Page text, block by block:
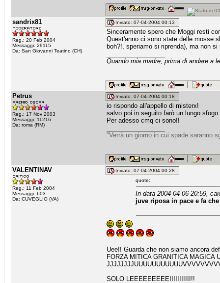
sandrix81
Reg.: 20 Feb 2004
Messaggi: 29115
Da: San Giovanni Teatino (CH)
Inviato: 07-04-2004 00:13
Sinceramente spero che Moggi resti
Quest'anno ci sono state delle mosse
boh?!, speriamo si riprenda), ma non
Quando mia madre, prima di andare a
Petrus
Reg.: 17 Nov 2003
Messaggi: 11216
Da: roma (RM)
Inviato: 07-04-2004 00:18
io rispondo all'appello di misterx!
salvo poi in seguito farò un lungo
Per adesso cmq ci sono!!
"Verrà un giorno in cui spade saranno
VALENTINAV
Reg.: 11 Feb 2004
Messaggi: 603
Da: CUVEGLIO (VA)
Inviato: 07-04-2004 00:28
quote:
In data 2004-04-06 20:59,
juve riposa in pace e fa
Uee!! Guarda che non siamo ancora
FORZA MITICA GRANITICA MAGICA
SOLO LEEEEEEEEEIIIIIIIIIII!!